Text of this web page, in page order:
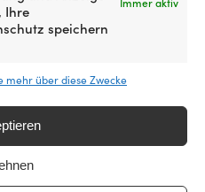
Ihre
speichern
mehr über diese Zwecke
Bootszubehör – jetzt auch
Marken